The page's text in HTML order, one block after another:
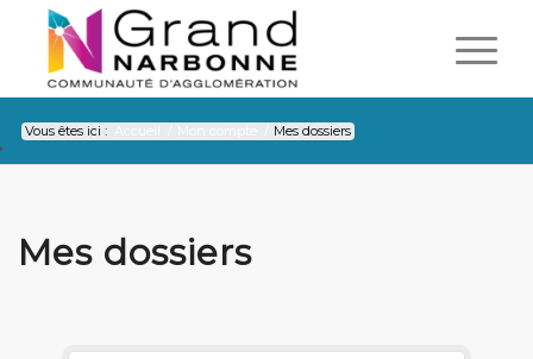
Vous êtes ici : Mes dossiers
Mes dossiers